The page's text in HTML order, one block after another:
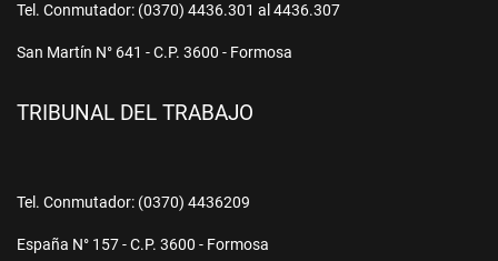
Tel. Conmutador: (0370) 4436.301 al 4436.307
San Martín N° 641 - C.P. 3600 - Formosa
TRIBUNAL DEL TRABAJO
Tel. Conmutador: (0370) 4436209
España N° 157 - C.P. 3600 - Formosa